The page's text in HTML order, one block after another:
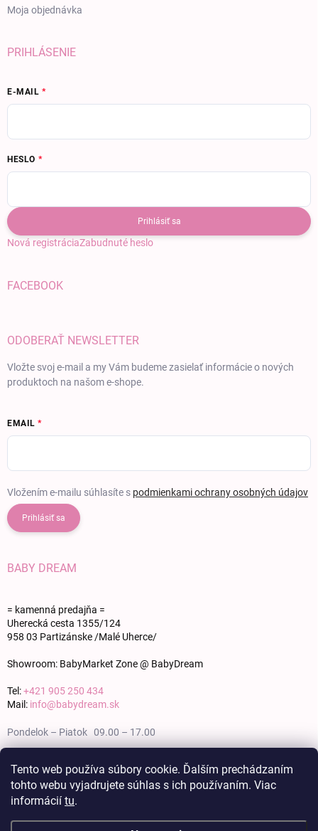
Tento web používa súbory cookie. Ďalším prechádzaním
tohto webu vyjadrujete súhlas s ich používaním. Viac
informácií tu.
Moja objednávka
PRIHLÁSENIE
E-MAIL
HESLO
Prihlásiť sa
Nová registráciaZabudnuté heslo
FACEBOOK
ODOBERAŤ NEWSLETTER
Vložte svoj e-mail a my Vám budeme zasielať informácie o nových
produktoch na našom e-shope.
EMAIL
Vložením e-mailu súhlasíte s podmienkami ochrany osobných údajov
Prihlásiť sa
BABY DREAM
= kamenná predajňa =
Uherecká cesta 1355/124
958 03 Partizánske /Malé Uherce/
Showroom: BabyMarket Zone @ BabyDream
Tel:+421 905 250 434
Mail: info@babydream.sk
Pondelok – Piatok 09.00 – 17.00
Nedeľa zatvorené